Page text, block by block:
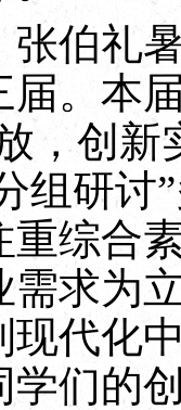
礼暑
届。本
，创新
组研讨
重综合
需求为
现代化
学们的